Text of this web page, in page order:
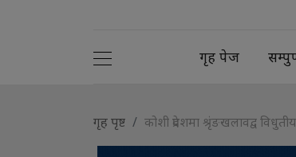
गृह पेज
गृह पृष्ट कोशी प्रदेशमा श्रृंङखलावद्व